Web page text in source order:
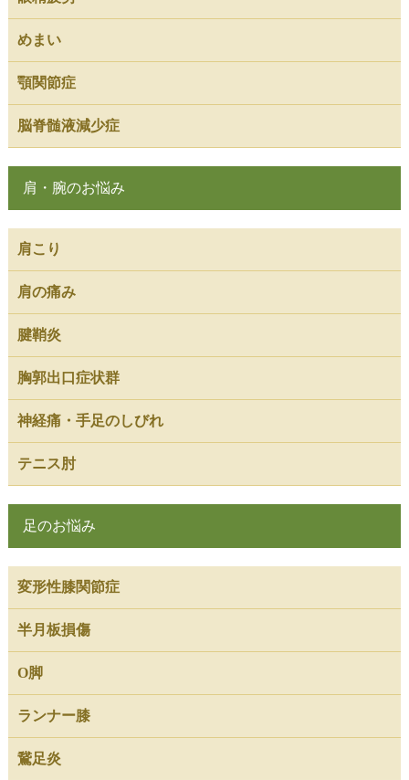
めまい
顎関節症
脳脊髄液減少症
肩・腕のお悩み
肩こり
肩の痛み
腱鞘炎
胸郭出口症状群
神経痛・手足のしびれ
テニス肘
足のお悩み
変形性膝関節症
半月板損傷
O脚
ランナー膝
鵞足炎